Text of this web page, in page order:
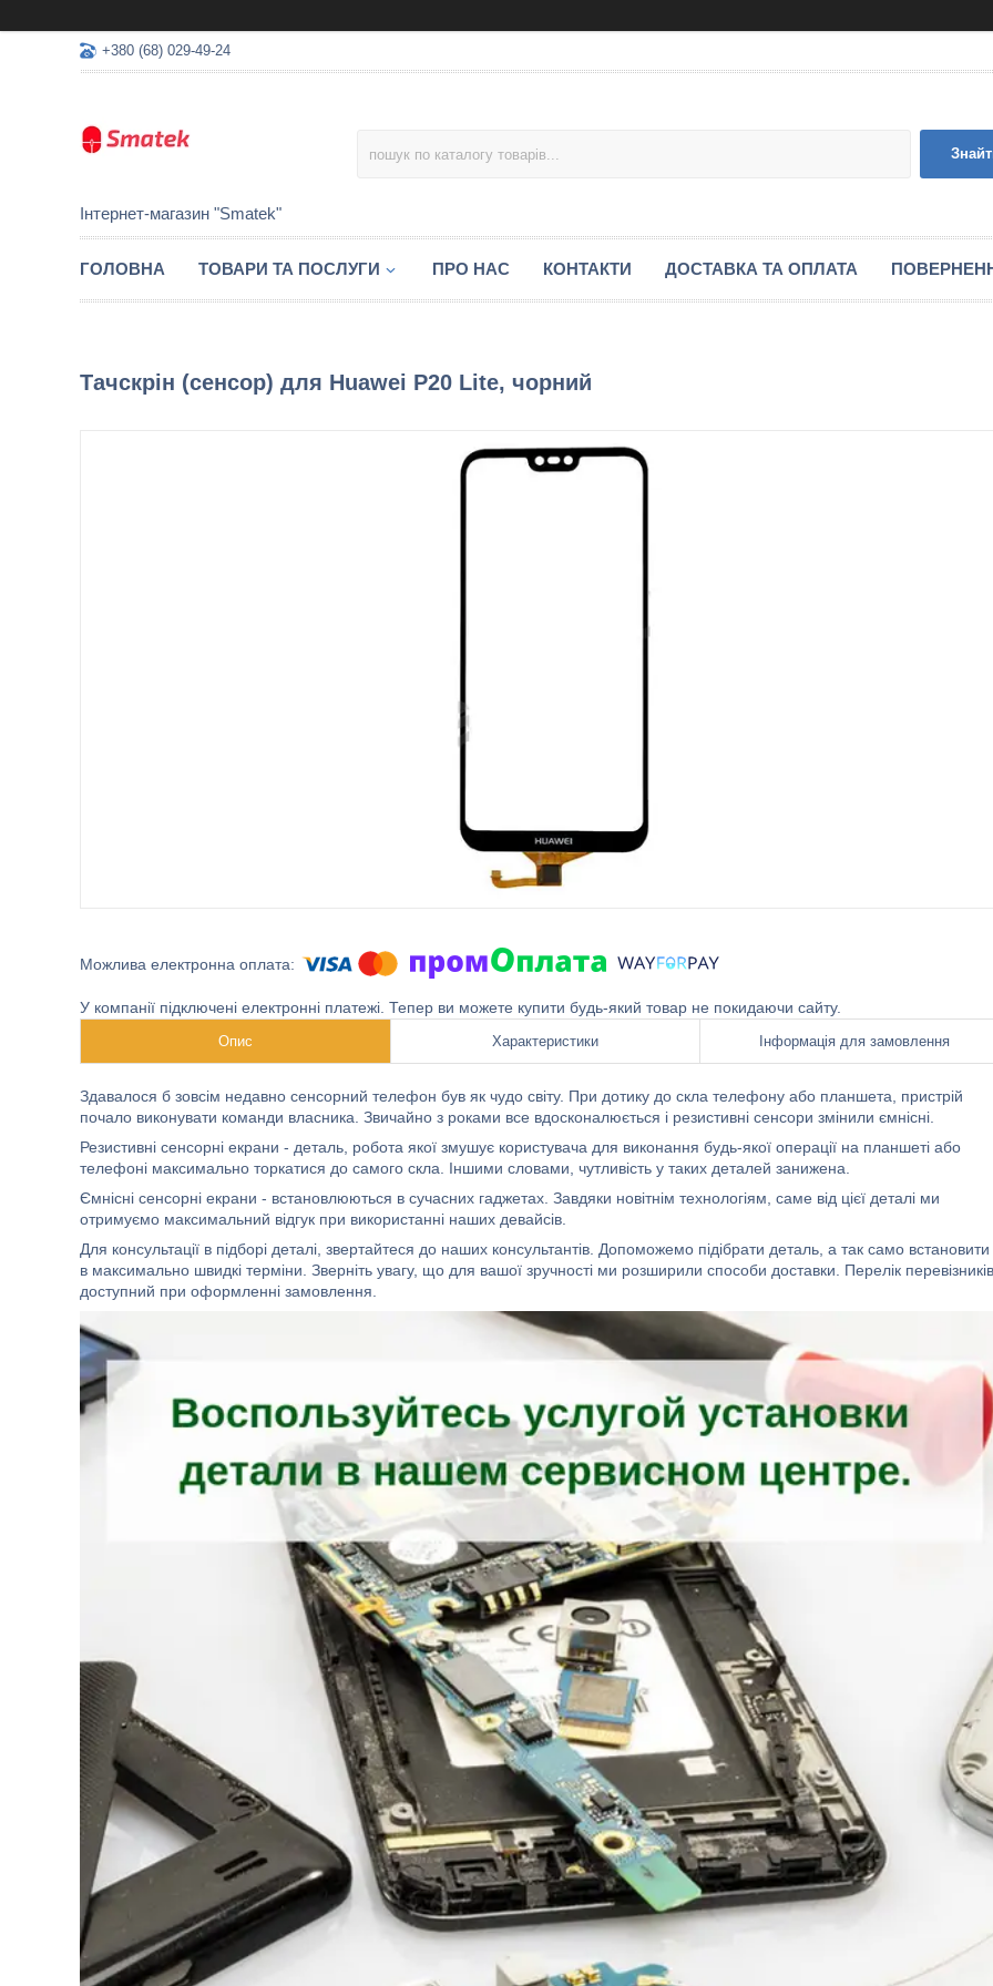
+380 (68) 029-49-24
Інтернет-магазин "Smatek"
ГОЛОВНА ТОВАРИ ТА ПОСЛУГИ ПРО НАС КОНТАКТИ ДОСТАВКА ТА ОПЛАТА
Тачскрін (сенсор) для Huawei P20 Lite, чорний
У компанії підключені електронні платежі. Тепер ви можете купити будь-який товар не покидаючи сайту.
Опис Характеристики Інформація для замовлення
Здавалося б зовсім недавно сенсорний телефон був як чудо світу. При дотику до скла телефону або планшета, пристрій
почало виконувати команди власника. Звичайно з роками все вдосконалюється і резистивні сенсори змінили ємнісні.
Резистивні сенсорні екрани - деталь, робота якої змушує користувача для виконання будь-якої операції на планшеті або
телефоні максимально торкатися до самого скла. Іншими словами, чутливість у таких деталей занижена.
Ємнісні сенсорні екрани - встановлюються в сучасних гаджетах. Завдяки новітнім технологіям, саме від цієї деталі ми
отримуємо максимальний відгук при використанні наших девайсів.
Для консультації в підборі деталі, звертайтеся до наших консультантів. Допоможемо підібрати деталь, а так само встановити
в максимально швидкі терміни. Зверніть увагу, що для вашої зручності ми розширили способи доставки. Перелік перевізників
доступний при оформленні замовлення.